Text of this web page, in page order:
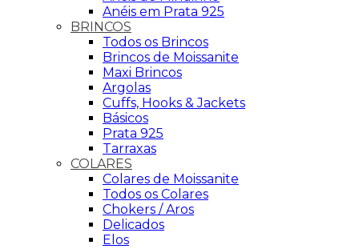
Anéis em Prata 925
BRINCOS
Todos os Brincos
Brincos de Moissanite
Maxi Brincos
Argolas
Cuffs, Hooks & Jackets
Básicos
Prata 925
Tarraxas
COLARES
Colares de Moissanite
Todos os Colares
Chokers / Aros
Delicados
Elos